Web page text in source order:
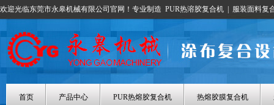
欢迎光临东莞市永皋机械有限公司官网！专业制造 PUR热溶胶复合机 服装面料复
首页 产品中心 PUR热熔胶复合机 热熔胶膜复合机